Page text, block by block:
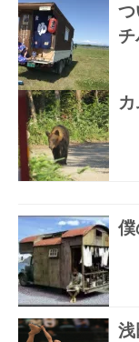
つ
チ
僕
浅